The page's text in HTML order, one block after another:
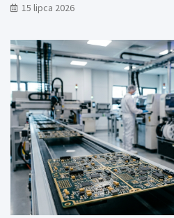
15 lipca 2026